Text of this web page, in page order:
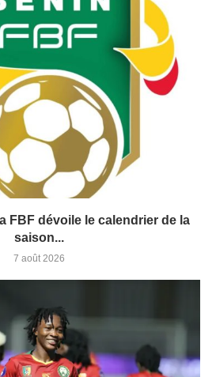
FBF dévoile le calendrier de la
saison...
7 août 2026